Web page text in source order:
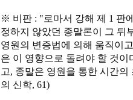
※ 비판 : "로마서 강해 제 1 판
정하지 않았던 종말론이 그 뒤
영원의 변증법에 의해 움직이
은 이 영향으로 돌려야 할 것
고, 종말은 영원을 통한 시간의
의 신학, 61)